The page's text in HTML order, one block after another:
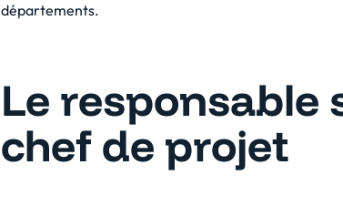
départements.
Le responsable
chef de projet